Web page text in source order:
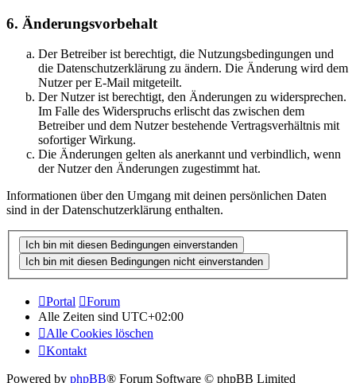
6. Änderungsvorbehalt
Der Betreiber ist berechtigt, die Nutzungsbedingungen und
die Datenschutzerklärung zu ändern. Die Änderung wird dem
Nutzer per E-Mail mitgeteilt.
Der Nutzer ist berechtigt, den Änderungen zu widersprechen.
Im Falle des Widerspruchs erlischt das zwischen dem
Betreiber und dem Nutzer bestehende Vertragsverhältnis mit
sofortiger Wirkung.
Die Änderungen gelten als anerkannt und verbindlich, wenn
der Nutzer den Änderungen zugestimmt hat.
Informationen über den Umgang mit deinen persönlichen Daten
sind in der Datenschutzerklärung enthalten.
Portal
Forum
Alle Zeiten sind UTC+02:00
Alle Cookies löschen
Kontakt
Powered by phpBB® Forum Software © phpBB Limited